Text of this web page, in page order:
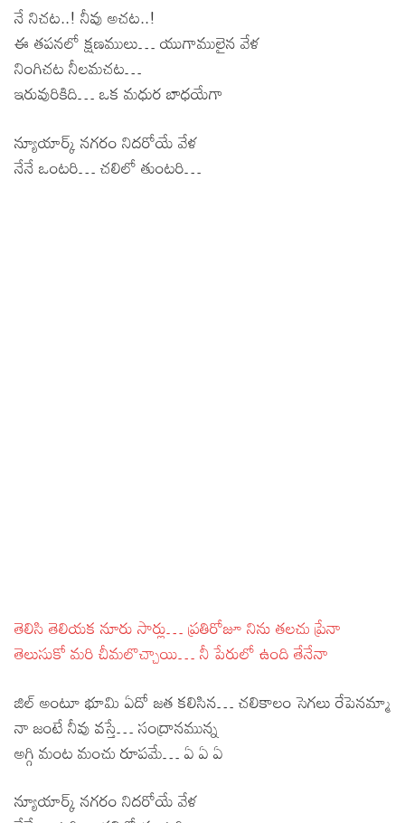
నే నిచట..! నీవు అచట..!
ఈ తపనలో క్షణములు… యుగాములైన వేళ
నింగిచట నీలమచట…
ఇరువురికిది… ఒక మధుర బాధయేగా
న్యూయార్క్ నగరం నిదరోయే వేళ
నేనే ఒంటరి… చలిలో తుంటరి…
తెలిసి తెలియక నూరు సార్లు… ప్రతిరోజూ నిను తలచు ప్రేనా
తెలుసుకో మరి చీమలొచ్చాయి… నీ పేరులో ఉంది తేనేనా
జిల్ అంటూ భూమి ఏదో జత కలిసిన… చలికాలం సెగలు రేపెనమ్మా
నా జంటే నీవు వస్తే… సంద్రానమున్న
అగ్గి మంట మంచు రూపమే… ఏ ఏ ఏ
న్యూయార్క్ నగరం నిదరోయే వేళ